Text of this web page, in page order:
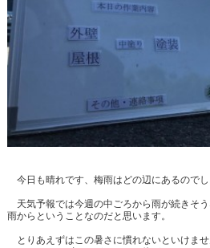
今日も晴れです、梅雨はどの辺にあるのでし
天気予報では今週の中ごろから雨が続きそ
雨からということなのだと思います。
とりあえずはこの暑さに慣れないといけま